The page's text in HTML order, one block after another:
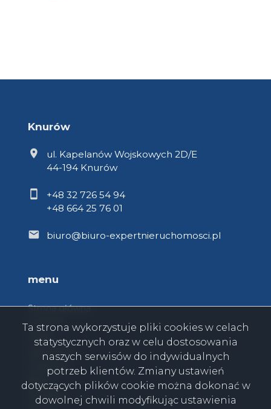
Knurów
ul. Kapelanów Wojskowych 2D/E
44-194 Knurów
+48 32 726 54 94
+48 664 25 76 01
biuro@biuro-expertnieruchomosci.pl
menu
Strona główna
O firmie
Oferty
Zgłoszenia
Ulubione
Blog
Kontakt
Ta strona wykorzystuje pliki cookies w celach
statystycznych oraz w celu dostosowania
naszych serwisów do indywidualnych
potrzeb klientów. Zmiany ustawień
dotyczących plików cookie można dokonać w
dowolnej chwili modyfikując ustawienia